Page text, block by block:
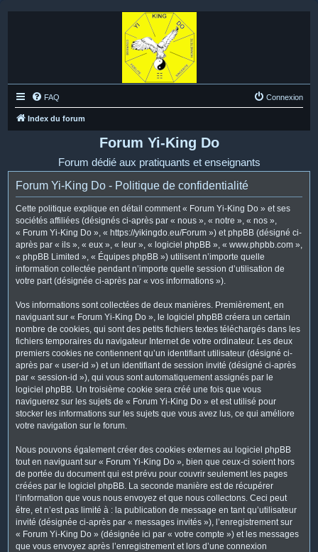
FAQ Connexion
Index du forum
Forum Yi-King Do
Forum dédié aux pratiquants et enseignants
Forum Yi-King Do - Politique de confidentialité
Cette politique explique en détail comment « Forum Yi-King Do » et ses
sociétés affiliées (désignés ci-après par « nous », « notre », « nos »,
« Forum Yi-King Do », « https://yikingdo.eu/Forum ») et phpBB (désigné ci-
après par « ils », « eux », « leur », « logiciel phpBB », « www.phpbb.com »,
« phpBB Limited », « Équipes phpBB ») utilisent n’importe quelle
information collectée pendant n’importe quelle session d’utilisation de
votre part (désignée ci-après par « vos informations »).
Vos informations sont collectées de deux manières. Premièrement, en
naviguant sur « Forum Yi-King Do », le logiciel phpBB créera un certain
nombre de cookies, qui sont des petits fichiers textes téléchargés dans les
fichiers temporaires du navigateur Internet de votre ordinateur. Les deux
premiers cookies ne contiennent qu’un identifiant utilisateur (désigné ci-
après par « user-id ») et un identifiant de session invité (désigné ci-après
par « session-id »), qui vous sont automatiquement assignés par le
logiciel phpBB. Un troisième cookie sera créé une fois que vous
naviguerez sur les sujets de « Forum Yi-King Do » et est utilisé pour
stocker les informations sur les sujets que vous avez lus, ce qui améliore
votre navigation sur le forum.
Nous pouvons également créer des cookies externes au logiciel phpBB
tout en naviguant sur « Forum Yi-King Do », bien que ceux-ci soient hors
de portée du document qui est prévu pour couvrir seulement les pages
créées par le logiciel phpBB. La seconde manière est de récupérer
l’information que vous nous envoyez et que nous collectons. Ceci peut
être, et n’est pas limité à : la publication de message en tant qu’utilisateur
invité (désignée ci-après par « messages invités »), l’enregistrement sur
« Forum Yi-King Do » (désignée ici par « votre compte ») et les messages
que vous envoyez après l’enregistrement et lors d’une connexion